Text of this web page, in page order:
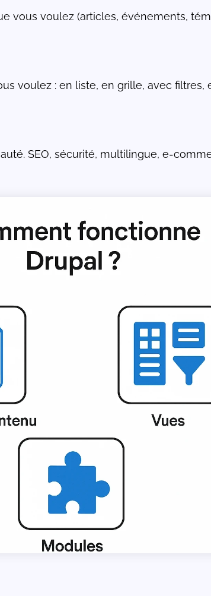
vous voulez (articles, événements,
voulez : en liste, en grille, avec
SEO, sécurité, multilingue, e-